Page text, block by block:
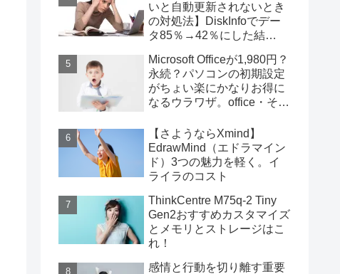
いと自動更新されないとき
の対処法】DiskInfoでデー
タ85％→42％にした結
Microsoft Officeが1,980円？
永続？パソコンの初期設定
がちょい楽にかなりお得に
なるウラワザ。office・その
【さようならXmind】
EdrawMind（エドラマイン
ド）3つの魅力を軽く。イ
ライラのコスト
ThinkCentre M75q-2 Tiny
Gen2おすすめカスタマイズ
とメモリとストレージはこ
れ！
感情と行動を切り離す重要